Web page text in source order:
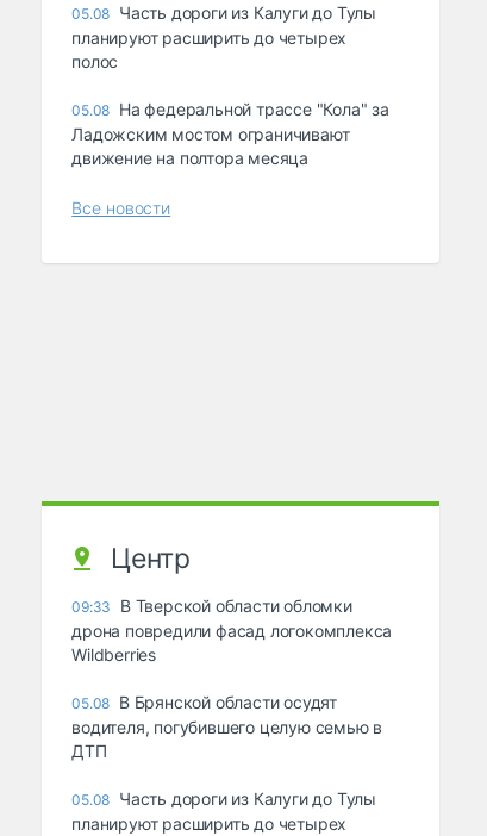
05.08 Часть дороги из Калуги до Тулы
планируют расширить до четырех
полос
05.08 На федеральной трассе "Кола" за
Ладожским мостом ограничивают
движение на полтора месяца
Все новости
Центр
09:33
В Тверской области обломки
дрона повредили фасад логокомплекса
Wildberries
05.08 В Брянской области осудят
водителя, погубившего целую семью в
ДТП
05.08 Часть дороги из Калуги до Тулы
планируют расширить до четырех